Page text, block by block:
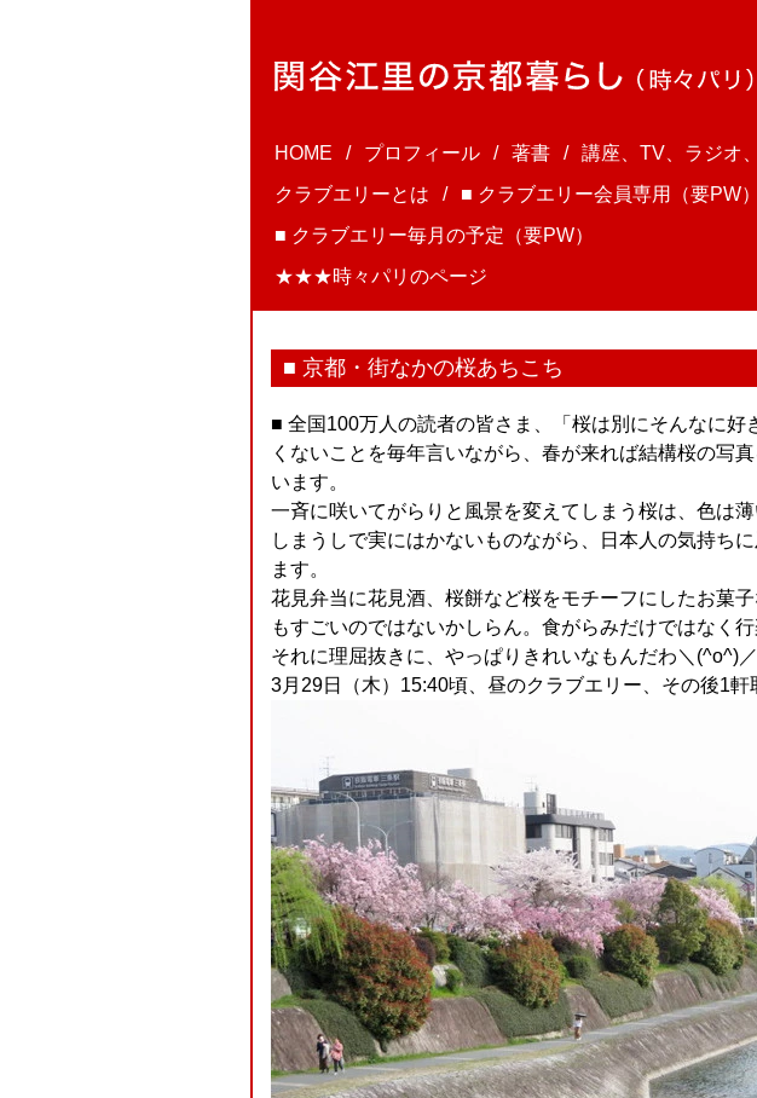
HOME プロフィール 著書
講座、TV、ラジオ
クラブエリーとは
■ クラブエリー会員専用（要PW）
■ クラブエリー毎月の予定（要PW）
★★★時々パリのページ
■ 京都・街なかの桜あちこち
■ 全国100万人の読者の皆さま、「桜は別にそんなに好
くないことを毎年言いながら、春が来れば結構桜の写
います。
一斉に咲いてがらりと風景を変えてしまう桜は、色は
しまうしで実にはかないものながら、日本人の気持ち
ます。
花見弁当に花見酒、桜餅など桜をモチーフにしたお菓
もすごいのではないかしらん。食がらみだけではなく
それに理屈抜きに、やっぱりきれいなもんだわ＼(^o^)
3月29日（木）15:40頃、昼のクラブエリー、その後1軒